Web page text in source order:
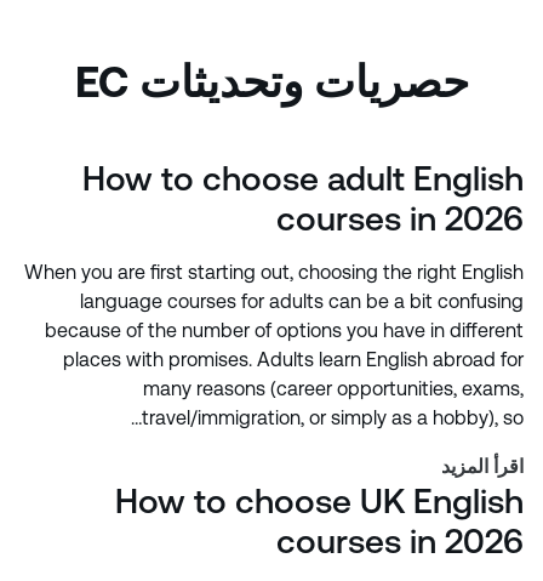
حصريات وتحديثات EC
How to choose adult English
courses in 2026
When you are first starting out, choosing the right English
language courses for adults can be a bit confusing
because of the number of options you have in different
places with promises. Adults learn English abroad for
many reasons (career opportunities, exams,
travel/immigration, or simply as a hobby), so…
اقرأ المزيد
How to choose UK English
courses in 2026